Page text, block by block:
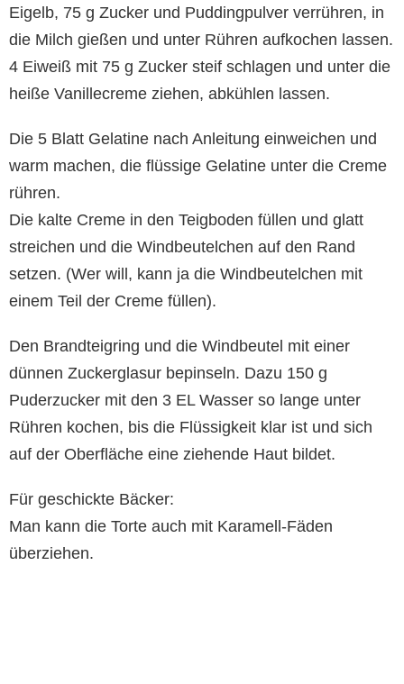
Eigelb, 75 g Zucker und Puddingpulver verrühren, in
die Milch gießen und unter Rühren aufkochen lassen.
4 Eiweiß mit 75 g Zucker steif schlagen und unter die
heiße Vanillecreme ziehen, abkühlen lassen.
Die 5 Blatt Gelatine nach Anleitung einweichen und
warm machen, die flüssige Gelatine unter die Creme
rühren.
Die kalte Creme in den Teigboden füllen und glatt
streichen und die Windbeutelchen auf den Rand
setzen. (Wer will, kann ja die Windbeutelchen mit
einem Teil der Creme füllen).
Den Brandteigring und die Windbeutel mit einer
dünnen Zuckerglasur bepinseln. Dazu 150 g
Puderzucker mit den 3 EL Wasser so lange unter
Rühren kochen, bis die Flüssigkeit klar ist und sich
auf der Oberfläche eine ziehende Haut bildet.
Für geschickte Bäcker:
Man kann die Torte auch mit Karamell-Fäden
überziehen.